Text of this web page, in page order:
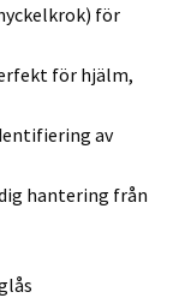
för
för hjälm,
av
hantering från